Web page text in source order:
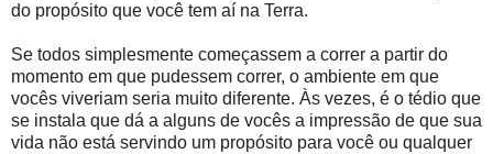
do propósito que você tem aí na Terra.
Se todos simplesmente começassem a correr a partir do
momento em que pudessem correr, o ambiente em que
vocês viveriam seria muito diferente. Às vezes, é o tédio que
se instala que dá a alguns de vocês a impressão de que sua
vida não está servindo um propósito para você ou qualquer